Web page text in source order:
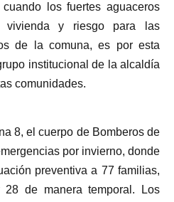
los fuertes aguaceros
vivienda y riesgo para las
de la comuna, es por esta
institucional de la alcaldía
comunidades.
8, el cuerpo de Bomberos de
por invierno, donde
preventiva a 77 familias,
de manera temporal. Los